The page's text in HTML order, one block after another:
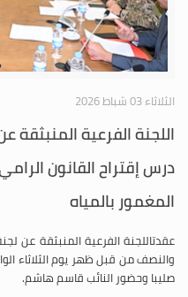
الثلاثاء 03 شباط 2026
اللجنة الفرعية المنبثقة
درس إقتراح القانون
المغمور بالمياه
عقدتاللجنة الفرعية المنبثقة عن
صليبا وحضور النائب قاسم هاشم.